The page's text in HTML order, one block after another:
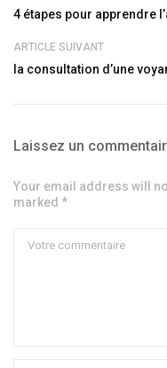
4 étapes pour apprendre
ARTICLE SUIVANT
la consultation d’une
Laissez un
Your email address will
marked *